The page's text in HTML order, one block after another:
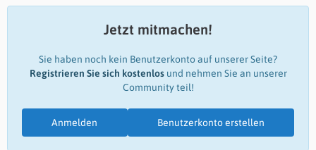
Jetzt mitmachen!
Sie haben noch kein Benutzerkonto auf unserer Seite?
Registrieren Sie sich kostenlosund nehmen Sie an unserer
Community teil!
Benutzerkonto erstellen
Anmelden